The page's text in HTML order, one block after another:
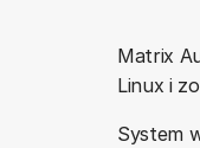
Matrix
Linux i
System